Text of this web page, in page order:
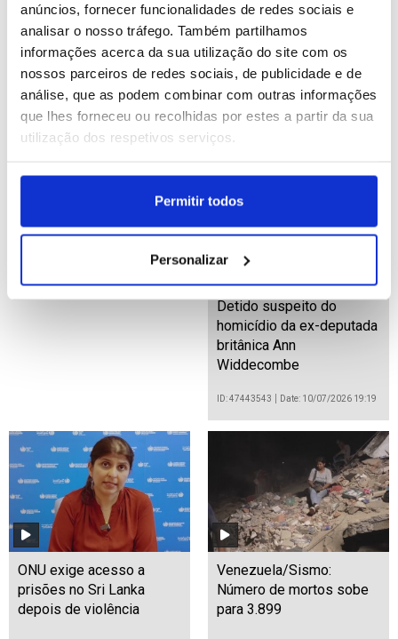
anúncios, fornecer funcionalidades de redes sociais e
analisar o nosso tráfego. Também partilhamos
informações acerca da sua utilização do site com os
nossos parceiros de redes sociais, de publicidade e de
análise, que as podem combinar com outras informações
que lhes forneceu ou recolhidas por estes a partir da sua
utilização dos respetivos serviços.
Permitir todos
Personalizar
Venezuela/Sismo:
Caracas espera que
Portugal e as empresas
portuguesas participem
na reconstrução do país –
SEC (editado)
Treinador português leva
Moçambique ao primeiro
mundial de futebol e
promete jogar "olhos nos
olhos" (editado)
ID: 47442461
Detido suspeito do
homicídio da ex-deputada
britânica Ann
Widdecombe
ID: 47443543 Date: 10/07/2026 19:19
ONU exige acesso a
prisões no Sri Lanka
depois de violência
Venezuela/Sismo:
Número de mortos sobe
para 3.899